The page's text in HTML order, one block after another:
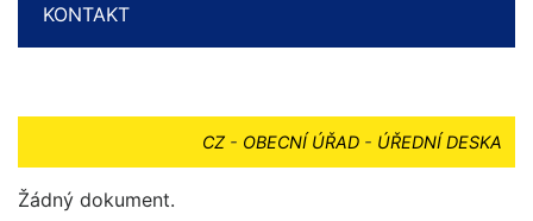
KONTAKT
CZ- OBECNÍ ÚŘAD- ÚŘEDNÍ DESKA
Žádný dokument.